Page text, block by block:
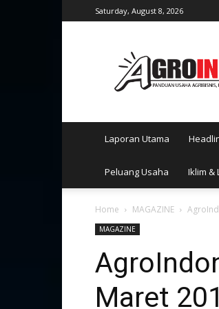
Saturday, August 8, 2026
Laporan Utama
Peluang Usaha Iklim &
Home MAGAZINE
MAGAZINE
Maret